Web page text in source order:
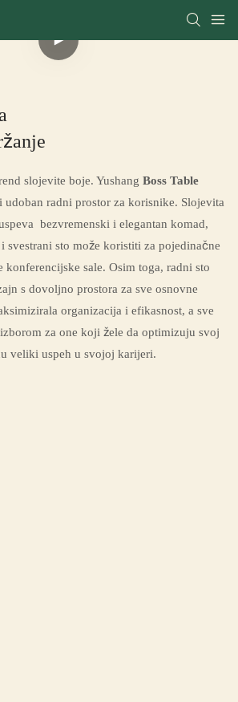
slojevite boje. Yushang Boss Table
udoban radni prostor za korisnike. Slojevita
bezvremenski i elegantan komad,
sto može koristiti za pojedinačne
konferencijske sale. Osim toga, radni sto
s dovoljno prostora za sve osnovne
organizacija i efikasnost, a sve
za one koji žele da optimizuju svoj
veliki uspeh u svojoj karijeri.